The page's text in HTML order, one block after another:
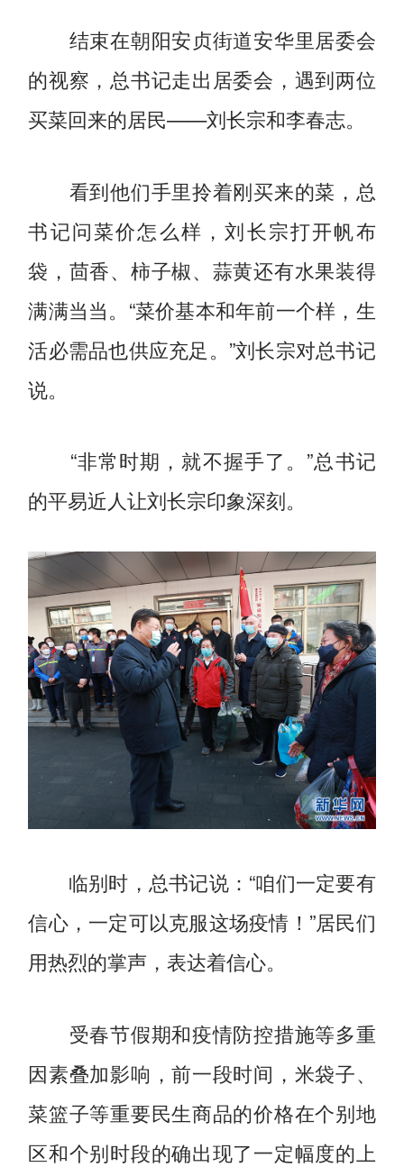
结束在朝阳安贞街道安华里居委会
的视察，总书记走出居委会，遇到两位
买菜回来的居民——刘长宗和李春志。
看到他们手里拎着刚买来的菜，总
书记问菜价怎么样，刘长宗打开帆布
袋，茴香、柿子椒、蒜黄还有水果装得
满满当当。“菜价基本和年前一个样，生
活必需品也供应充足。”刘长宗对总书记
说。
“非常时期，就不握手了。”总书记
的平易近人让刘长宗印象深刻。
临别时，总书记说：“咱们一定要有
信心，一定可以克服这场疫情！”居民们
用热烈的掌声，表达着信心。
受春节假期和疫情防控措施等多重
因素叠加影响，前一段时间，米袋子、
菜篮子等重要民生商品的价格在个别地
区和个别时段的确出现了一定幅度的上